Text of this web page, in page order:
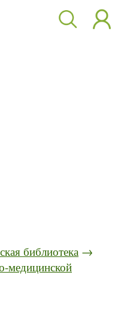
библиотека →
медицинской